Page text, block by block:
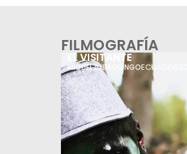
FILMOGRAFÍA
EL VISITANTE
MIGUEL IMBAQUINGOECUADOR